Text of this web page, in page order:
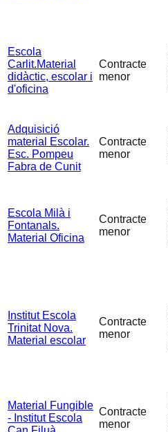
Escola
Carlit.Material
didàctic, escolar i
d'oficina
Contracte
menor
Adquisició
material Escolar.
Esc. Pompeu
Fabra de Cunit
Contracte
menor
Escola Milà i
Fontanals.
Material Oficina
Contracte
menor
Institut Escola
Trinitat Nova.
Material escolar
Contracte
menor
Material Fungible
- Institut Escola
Contracte
menor